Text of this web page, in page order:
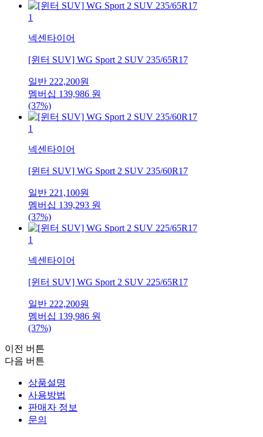
1
넥센타이어
[윈터 SUV] WG Sport 2 SUV 235/65R17
일반 222,200원
멤버십 139,986 원
(37%)
1
넥센타이어
[윈터 SUV] WG Sport 2 SUV 235/60R17
일반 221,100원
멤버십 139,293 원
(37%)
1
넥센타이어
[윈터 SUV] WG Sport 2 SUV 225/65R17
일반 222,200원
멤버십 139,986 원
(37%)
이전 버튼
다음 버튼
상품설명
사용방법
판매자 정보
문의